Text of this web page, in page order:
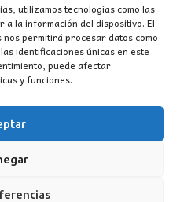
utilizamos tecnologías como las
la información del dispositivo. El
permitirá procesar datos como
identificaciones únicas en este
puede afectar
y funciones.